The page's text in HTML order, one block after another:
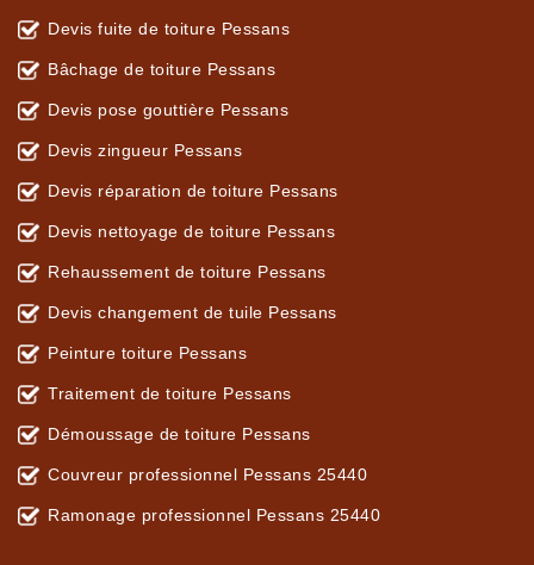
Devis fuite de toiture Pessans
Bâchage de toiture Pessans
Devis pose gouttière Pessans
Devis zingueur Pessans
Devis réparation de toiture Pessans
Devis nettoyage de toiture Pessans
Rehaussement de toiture Pessans
Devis changement de tuile Pessans
Peinture toiture Pessans
Traitement de toiture Pessans
Démoussage de toiture Pessans
Couvreur professionnel Pessans 25440
Ramonage professionnel Pessans 25440